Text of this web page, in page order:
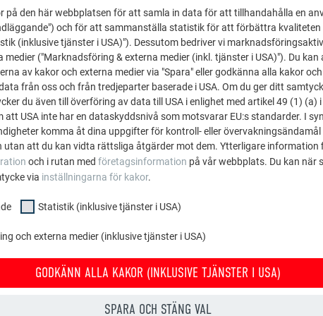
4 050 1 731 29
4 500 1 919 30
4 950 2 107
5 400 2 295 32
5 850 2 483 33
7 200 3 047 36
på den här webbplatsen för att samla in data för att tillhandahålla en
och för att sammanställa statistik för att förbättra kvaliteten
(inklusive tjänster i USA)"). Dessutom bedriver vi
medier ("Marknadsföring & externa medier (inkl. tjänster i USA)"). Du
av kakor och externa medier via "Spara" eller godkänna alla kakor och
från oss och från tredjeparter baserade i USA. Om du ger ditt
du även till överföring av data till USA i enlighet med artikel 49 (1) (a) i
att USA inte har en dataskyddsnivå som motsvarar EU:s standarder. I
komma åt dina uppgifter för kontroll- eller
utan att du kan vidta rättsliga åtgärder mot dem. Ytterligare information
och i rutan med företagsinformation på vår webbplats. Du kan när
via inställningarna för kakor.
Statistik (inklusive tjänster i USA)
och externa medier (inklusive tjänster i USA)
GODKÄNN ALLA KAKOR (INKLUSIVE TJÄNSTER I USA)
SPARA OCH STÄNG VAL